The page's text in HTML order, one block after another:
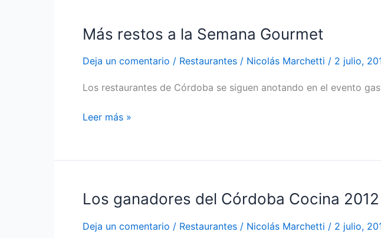
Más restos a la Semana Gourmet
Deja un comentario / Restaurantes / Nicolás Marchetti / 2 julio,
Los restaurantes de Córdoba se siguen anotando en el evento
Más
a
Semana
Leer más »
Los ganadores del Córdoba Cocina 2012
Deja un comentario / Restaurantes / Nicolás Marchetti / 2 julio,
Los
del